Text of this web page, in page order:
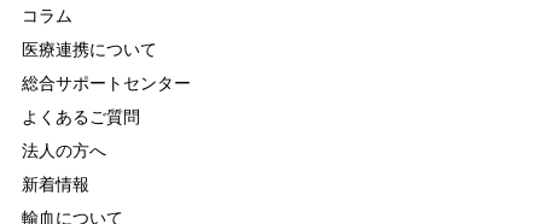
コラム
医療連携について
総合サポートセンター
よくあるご質問
法人の方へ
新着情報
輸血について